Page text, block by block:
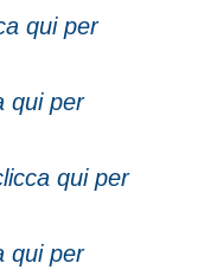
qui per
qui per
qui per
qui per